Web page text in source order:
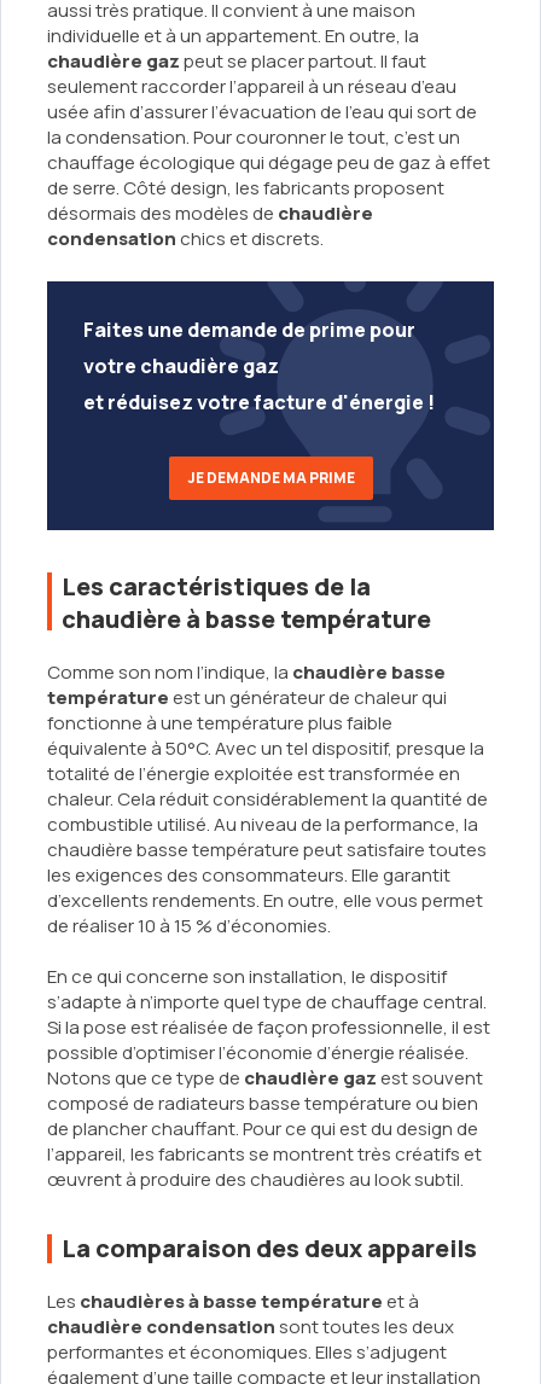
aussi très pratique. Il convient à une maison
individuelle et à un appartement. En outre, la
chaudière gazpeut se placer partout. Il faut
seulement raccorder l’appareil à un réseau d’eau
usée afin d’assurer l’évacuation de l’eau qui sort de
la condensation. Pour couronner le tout, c’est un
chauffage écologique qui dégage peu de gaz à effet
de serre. Côté design, les fabricants proposent
désormais des modèles de chaudière
condensationchics et discrets.
Faites une demande de prime pour
votre chaudière gaz
et réduisez votre facture d'énergie !
JE DEMANDE MA PRIME
Les caractéristiques de la
chaudière à basse température
Comme son nom l’indique, la chaudière basse
températureest un générateur de chaleur qui
fonctionne à une température plus faible
équivalente à 50°C. Avec un tel dispositif, presque la
totalité de l’énergie exploitée est transformée en
chaleur. Cela réduit considérablement la quantité de
combustible utilisé. Au niveau de la performance, la
chaudière basse température peut satisfaire toutes
les exigences des consommateurs. Elle garantit
d’excellents rendements. En outre, elle vous permet
de réaliser 10 à 15 % d’économies.
En ce qui concerne son installation, le dispositif
s’adapte à n’importe quel type de chauffage central.
Si la pose est réalisée de façon professionnelle, il est
possible d’optimiser l’économie d’énergie réalisée.
Notons que ce type de chaudière gazest souvent
composé de radiateurs basse température ou bien
de plancher chauffant. Pour ce qui est du design de
l’appareil, les fabricants se montrent très créatifs et
œuvrent à produire des chaudières au look subtil.
La comparaison des deux appareils
Les chaudières à basse températureet à
chaudière condensationsont toutes les deux
performantes et économiques. Elles s’adjugent
également d’une taille compacte et leur installation